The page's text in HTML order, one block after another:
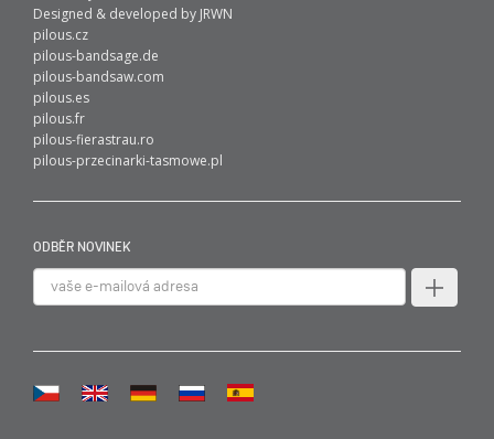
Designed & developed by JRWN
pilous.cz
pilous-bandsage.de
pilous-bandsaw.com
pilous.es
pilous.fr
pilous-fierastrau.ro
pilous-przecinarki-tasmowe.pl
ODBĚR NOVINEK